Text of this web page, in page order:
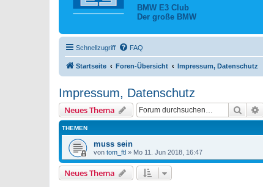
BMW E3 Club
Der große BMW
Schnellzugriff FAQ
Startseite Foren-Übersicht Impressum, Datenschutz
Impressum, Datenschutz
Neues Thema Suche
THEMEN
muss sein
von tom_ftl » Mo 11. Jun 2018, 16:47
Neues Thema